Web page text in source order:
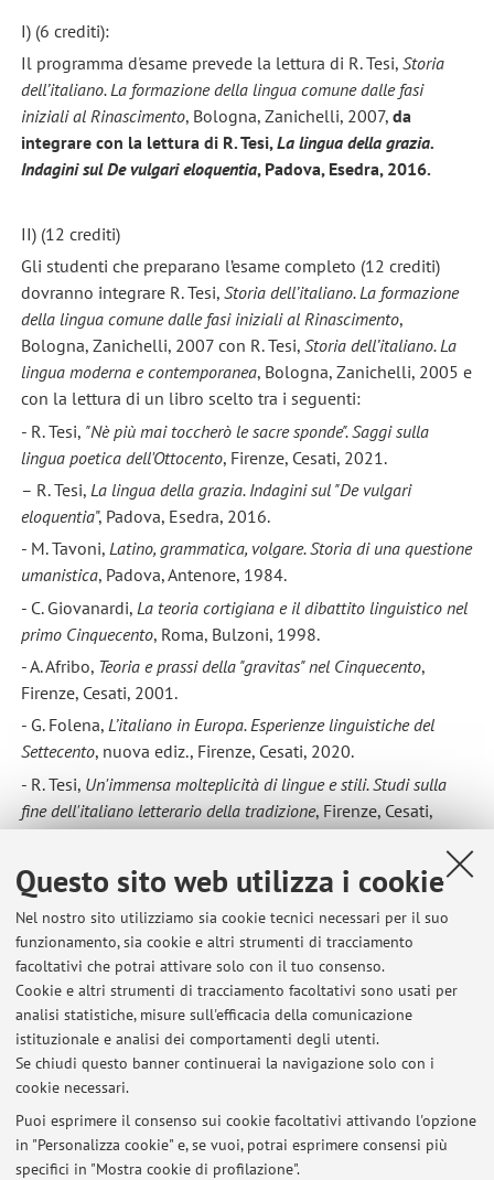
Questo sito web utilizza i cookie
Nel nostro sito utilizziamo sia cookie tecnici necessari per il suo
funzionamento, sia cookie e altri strumenti di tracciamento
facoltativi che potrai attivare solo con il tuo consenso.
Cookie e altri strumenti di tracciamento facoltativi sono usati per
analisi statistiche, misure sull'efficacia della comunicazione
istituzionale e analisi dei comportamenti degli utenti.
Se chiudi questo banner continuerai la navigazione solo con i
cookie necessari.
Puoi esprimere il consenso sui cookie facoltativi attivando l'opzione
in "Personalizza cookie" e, se vuoi, potrai esprimere consensi più
specifici in "Mostra cookie di profilazione".
I) (6 crediti):
Il programma d'esame prevede la lettura di R. Tesi, Storia
dell’italiano. La formazione della lingua comune dalle fasi
iniziali al Rinascimento, Bologna, Zanichelli, 2007, da
integrare con la lettura di R. Tesi,La lingua della grazia.
Indagini sul De vulgari eloquentia, Padova, Esedra, 2016.
II) (12 crediti)
Gli studenti che preparano l’esame completo (12 crediti)
dovranno integrare R. Tesi, Storia dell’italiano. La formazione
della lingua comune dalle fasi iniziali al Rinascimento,
Bologna, Zanichelli, 2007 con R. Tesi, Storia dell’italiano. La
lingua moderna e contemporanea, Bologna, Zanichelli, 2005 e
con la lettura di un libro scelto tra i seguenti:
- R. Tesi, "Nè più mai toccherò le sacre sponde". Saggi sulla
lingua poetica dell'Ottocento, Firenze, Cesati, 2021.
– R. Tesi, La lingua della grazia. Indagini sul "De vulgari
eloquentia", Padova, Esedra, 2016.
- M. Tavoni, Latino, grammatica, volgare. Storia di una questione
umanistica, Padova, Antenore, 1984.
- C. Giovanardi, La teoria cortigiana e il dibattito linguistico nel
primo Cinquecento, Roma, Bulzoni, 1998.
- A. Afribo, Teoria e prassi della "gravitas" nel Cinquecento,
Firenze, Cesati, 2001.
- G. Folena, L’italiano in Europa. Esperienze linguistiche del
Settecento, nuova ediz., Firenze, Cesati, 2020.
- R. Tesi, Un'immensa molteplicità di lingue e stili. Studi sulla
fine dell'italiano letterario della tradizione, Firenze, Cesati,
2009.
Ultimi avvisi